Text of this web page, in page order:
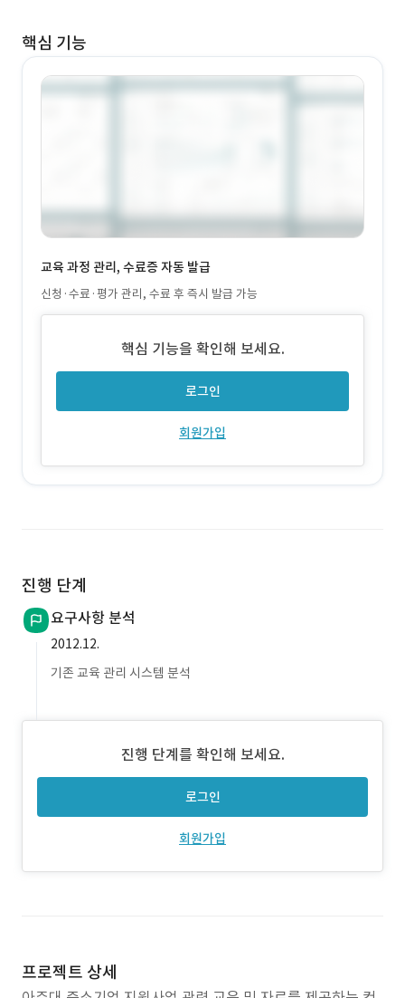
핵심 기능
교육 과정 관리, 수료증 자동 발급
신청·수료·평가 관리, 수료 후 즉시 발급 가능
핵심 기능을 확인해 보세요.
로그인
회원가입
진행 단계
요구사항 분석
2012.12.
기존 교육 관리 시스템 분석
진행 단계를 확인해 보세요.
로그인
회원가입
프로젝트 상세